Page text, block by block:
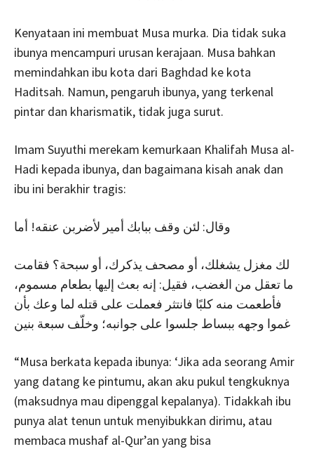
Kenyataan ini membuat Musa murka. Dia tidak suka
ibunya mencampuri urusan kerajaan. Musa bahkan
memindahkan ibu kota dari Baghdad ke kota
Haditsah. Namun, pengaruh ibunya, yang terkenal
pintar dan kharismatik, tidak juga surut.
Imam Suyuthi merekam kemurkaan Khalifah Musa al-
Hadi kepada ibunya, dan bagaimana kisah anak dan
ibu ini berakhir tragis:
وقال: لئن وقف ببابك أمير لأضربن عنقه! أما
لك مغزل يشغلك، أو مصحف يذكرك، أو سبحة؟ فقامت
ما تعقل من الغضب، فقيل: إنه بعث إليها بطعام مسموم،
فأطعمت منه كلبًا فانتثر فعملت على قتله لما وعك بأن
غموا وجهه ببساط جلسوا على جوانبه؛ وخلّف سبعة بنين
“Musa berkata kepada ibunya: ‘Jika ada seorang Amir
yang datang ke pintumu, akan aku pukul tengkuknya
(maksudnya mau dipenggal kepalanya). Tidakkah ibu
punya alat tenun untuk menyibukkan dirimu, atau
membaca mushaf al-Qur’an yang bisa